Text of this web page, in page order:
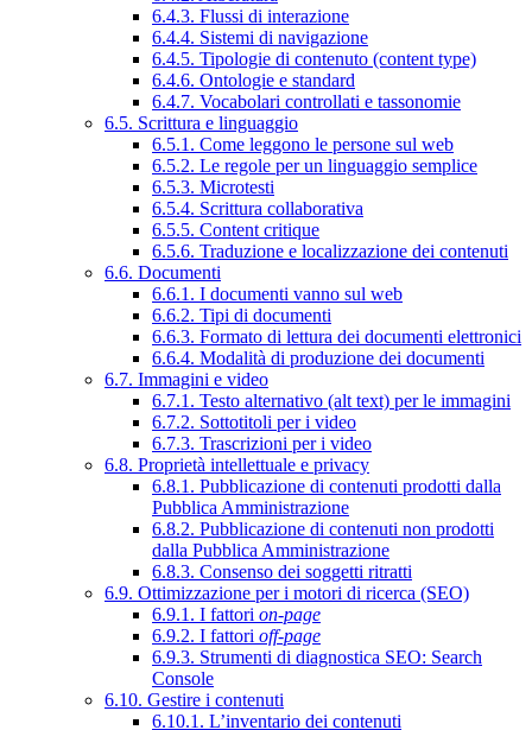
6.4.3. Flussi di interazione
6.4.4. Sistemi di navigazione
6.4.5. Tipologie di contenuto (content type)
6.4.6. Ontologie e standard
6.4.7. Vocabolari controllati e tassonomie
6.5. Scrittura e linguaggio
6.5.1. Come leggono le persone sul web
6.5.2. Le regole per un linguaggio semplice
6.5.3. Microtesti
6.5.4. Scrittura collaborativa
6.5.5. Content critique
6.5.6. Traduzione e localizzazione dei contenuti
6.6. Documenti
6.6.1. I documenti vanno sul web
6.6.2. Tipi di documenti
6.6.3. Formato di lettura dei documenti elettronici
6.6.4. Modalità di produzione dei documenti
6.7. Immagini e video
6.7.1. Testo alternativo (alt text) per le immagini
6.7.2. Sottotitoli per i video
6.7.3. Trascrizioni per i video
6.8. Proprietà intellettuale e privacy
6.8.1. Pubblicazione di contenuti prodotti dalla
Pubblica Amministrazione
6.8.2. Pubblicazione di contenuti non prodotti
dalla Pubblica Amministrazione
6.8.3. Consenso dei soggetti ritratti
6.9. Ottimizzazione per i motori di ricerca (SEO)
6.9.1. I fattori on-page
6.9.2. I fattori off-page
6.9.3. Strumenti di diagnostica SEO: Search
Console
6.10. Gestire i contenuti
6.10.1. L’inventario dei contenuti